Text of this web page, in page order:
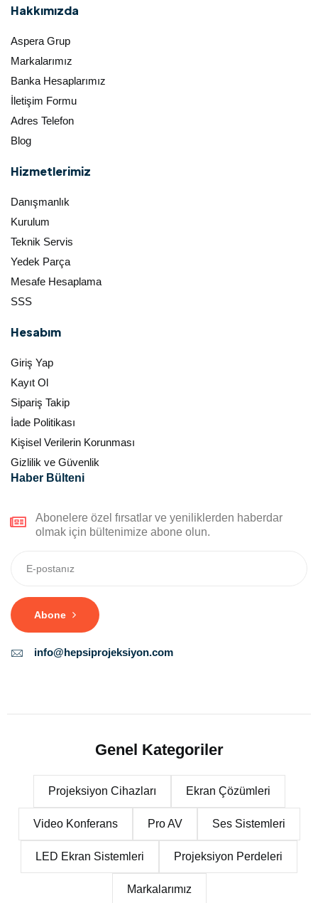
Hakkımızda
Aspera Grup
Markalarımız
Banka Hesaplarımız
İletişim Formu
Adres Telefon
Blog
Hizmetlerimiz
Danışmanlık
Kurulum
Teknik Servis
Yedek Parça
Mesafe Hesaplama
SSS
Hesabım
Giriş Yap
Kayıt Ol
Sipariş Takip
İade Politikası
Kişisel Verilerin Korunması
Gizlilik ve Güvenlik
Haber Bülteni
Abonelere özel fırsatlar ve yeniliklerden haberdar
olmak için bültenimize abone olun.​
Abone
info@hepsiprojeksiyon.com
Genel Kategoriler
Projeksiyon Cihazları Ekran Çözümleri
Video Konferans Pro AV Ses Sistemleri
LED Ekran Sistemleri Projeksiyon Perdeleri
Markalarımız